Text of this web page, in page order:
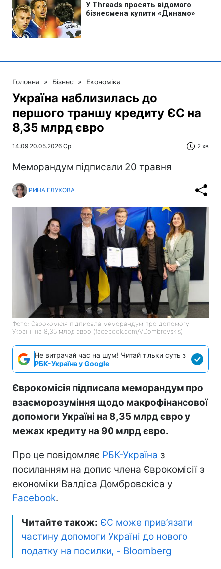
Головна » Бізнес » Економіка
Україна наблизилась до
першого траншу кредиту ЄС на
8,35 млрд євро
14:09 20.05.2026 Ср 2 хв
Меморандум підписали 20 травня
ІРИНА ГЛУХОВА
Фото: Єврокомісія підписала меморандум про допомогу
Україні на 8,35 млрд євро (facebook.com/VDombrovskis)
Не витрачай час на шум! Читай тільки суть з
РБК-Україна у Google
Єврокомісія підписала меморандум про
взаєморозуміння щодо макрофінансової
допомоги Україні на 8,35 млрд євро у
межах кредиту на 90 млрд євро.
Про це повідомляє РБК-Україна з
посиланням на допис члена Єврокомісії з
економіки Валдіса Домбровскіса у
Facebook.
Читайте також: ЄС може прив’язати
частину допомоги Україні до нового
податку на посилки, - Bloomberg